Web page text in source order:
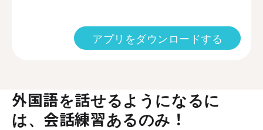
アプリをダウンロードする
外国語を話せるようになるに
は、会話練習あるのみ！